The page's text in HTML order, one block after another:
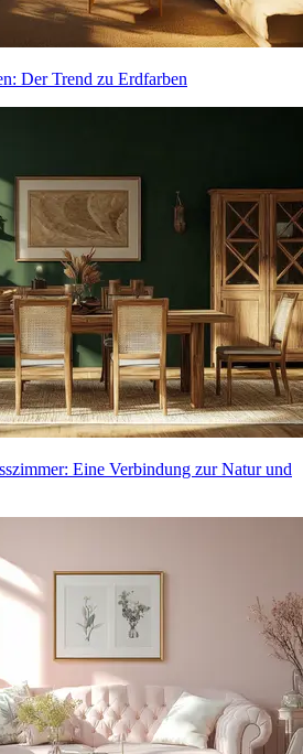
Der Trend zu Erdfarben
Eine Verbindung zur Natur und